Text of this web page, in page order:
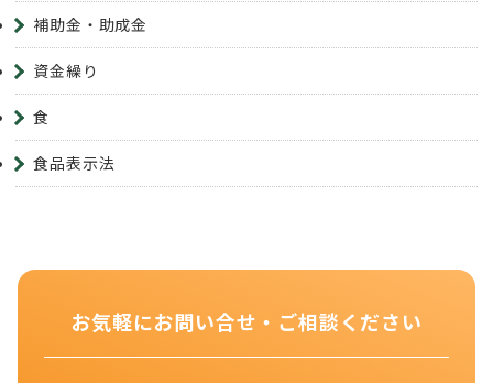
補助金・助成金
資金繰り
食
食品表示法
お気軽にお問い合せ・ご相談ください